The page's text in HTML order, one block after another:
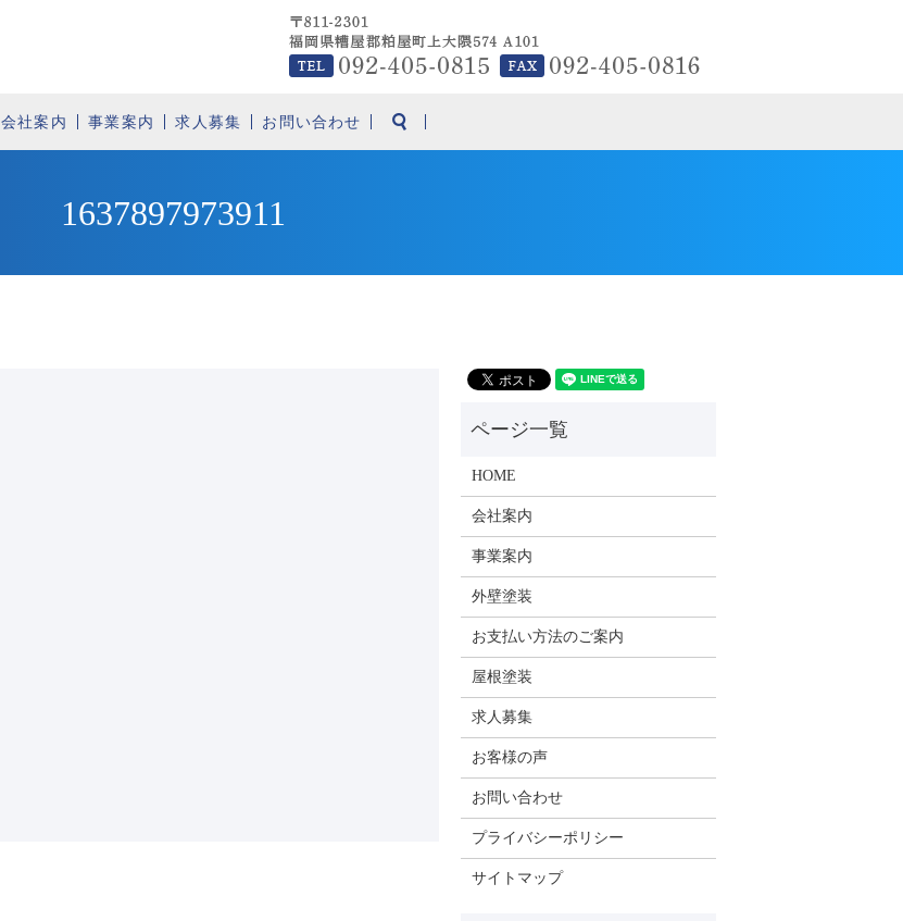
会社案内 事業案内 求人募集 お問い合わせ
1637897973911
HOME
会社案内
事業案内
外壁塗装
お支払い方法のご案内
屋根塗装
求人募集
お客様の声
お問い合わせ
プライバシーポリシー
サイトマップ